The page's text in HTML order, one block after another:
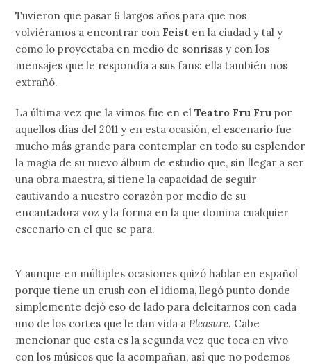
Tuvieron que pasar 6 largos años para que nos
volviéramos a encontrar con Feist en la ciudad y tal y
como lo proyectaba en medio de sonrisas y con los
mensajes que le respondía a sus fans: ella también nos
extrañó.
La última vez que la vimos fue en el Teatro Fru Fru por
aquellos días del 2011 y en esta ocasión, el escenario fue
mucho más grande para contemplar en todo su esplendor
la magia de su nuevo álbum de estudio que, sin llegar a ser
una obra maestra, si tiene la capacidad de seguir
cautivando a nuestro corazón por medio de su
encantadora voz y la forma en la que domina cualquier
escenario en el que se para.
Y aunque en múltiples ocasiones quizó hablar en español
porque tiene un crush con el idioma, llegó punto donde
simplemente dejó eso de lado para deleitarnos con cada
uno de los cortes que le dan vida a Pleasure. Cabe
mencionar que esta es la segunda vez que toca en vivo
con los músicos que la acompañan, así que no podemos